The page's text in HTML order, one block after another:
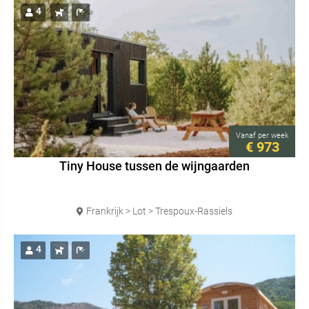
4
Vanaf per week
€ 973
Tiny House tussen de wijngaarden
Frankrijk > Lot > Trespoux-Rassiels
4